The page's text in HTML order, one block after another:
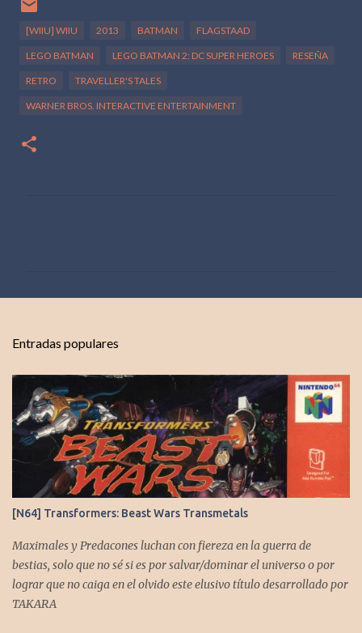
[WIIU] WIIU 2013 BATMAN FLAGSTAAD
LEGO BATMAN LEGO BATMAN 2: DC SUPER HEROES RESEÑA
RETRO TRAVELLER'S TALES
WARNER BROS. INTERACTIVE ENTERTAINMENT
r
i
o
s
Entradas populares
[N64] Transformers: Beast Wars Transmetals
Maximales y Predacones luchan con fiereza en la guerra de
bestias, solo que no sé si es por salvar/dominar el universo o por
lograr que no caiga en el olvido este elusivo título desarrollado por
TAKARA